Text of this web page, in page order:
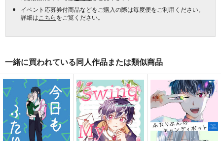
イベント応募券付商品などをご購入の際は毎度便をご利用ください。
詳細は こちらをご覧ください。
一緒に買われている同人作品または類似商品